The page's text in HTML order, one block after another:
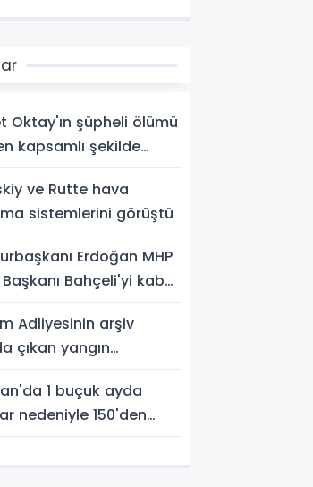
Oktay'ın şüpheli ölümü
kapsamlı şekilde
ve Rutte hava
sistemlerini görüştü
Erdoğan MHP
Bahçeli'yi kabul
Adliyesinin arşiv
çıkan yangın
1 buçuk ayda
nedeniyle 150'den